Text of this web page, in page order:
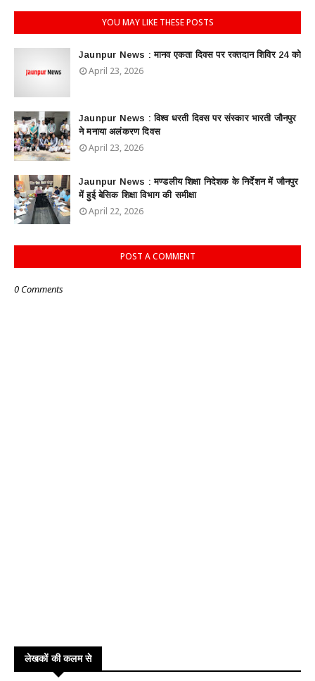
YOU MAY LIKE THESE POSTS
Jaunpur News : ​मानव एकता दिवस पर रक्तदान शिविर 24 को
April 23, 2026
Jaunpur News : विश्व धरती दिवस पर संस्कार भारती जौनपुर
ने मनाया अलंकरण दिवस
April 23, 2026
Jaunpur News : ​मण्डलीय शिक्षा निदेशक के निर्देशन में जौनपुर
में हुई बेसिक शिक्षा विभाग की समीक्षा
April 22, 2026
POST A COMMENT
0 Comments
लेखकों की कलम से